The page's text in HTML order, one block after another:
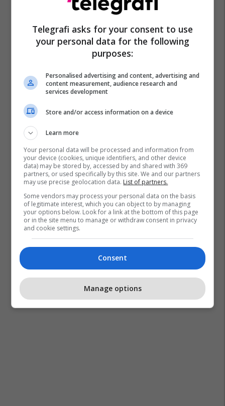
Telegrafi asks for your consent to use
your personal data for the following
purposes:
Personalised advertising and content, advertising and
content measurement, audience research and
services development
Store and/or access information on a device
Learn more
Your personal data will be processed and information from
your device (cookies, unique identifiers, and other device
data) may be stored by, accessed by and shared with 369
partners, or used specifically by this site. We and our partners
may use precise geolocation data. List of partners.
Some vendors may process your personal data on the basis
of legitimate interest, which you can object to by managing
your options below. Look for a link at the bottom of this page
or in the site menu to manage or withdraw consent in privacy
and cookie settings.
Consent
Manage options